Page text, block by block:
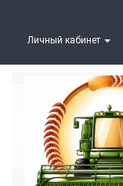
Личный кабинет